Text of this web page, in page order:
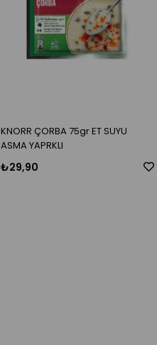
KNORR ÇORBA 75gr ET SUYU
ASMA YAPRKLI
₺29,90